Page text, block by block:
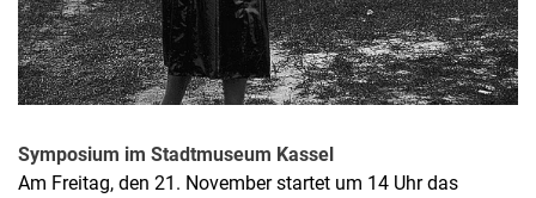
Symposium im Stadtmuseum Kassel
Am Freitag, den 21. November startet um 14 Uhr das